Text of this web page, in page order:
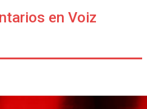
en Voiz